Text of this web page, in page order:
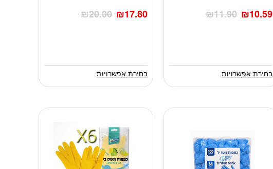
₪11.90 ₪10.59
מספר
בעמוד
בחירת אפשרויות
₪20.00 ₪17.80
מספר
בעמוד
בחירת אפשרויות